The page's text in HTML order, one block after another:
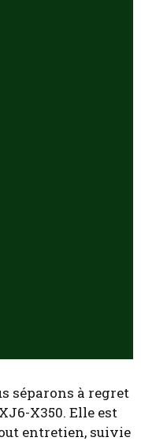
séparons à regret
X350. Elle est
entretien, suivie